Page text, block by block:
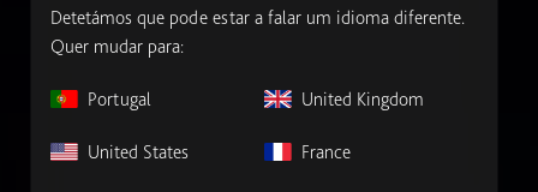
Detetámos que pode estar a falar um idioma diferente.
Quer mudar para:
Portugal United Kingdom
United States France